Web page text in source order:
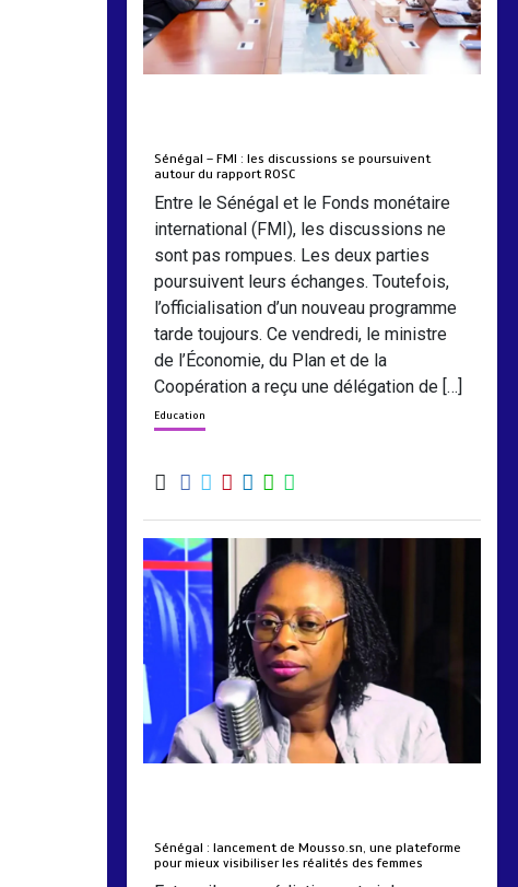
Sénégal – FMI : les discussions se poursuivent
autour du rapport ROSC
Entre le Sénégal et le Fonds monétaire
international (FMI), les discussions ne
sont pas rompues. Les deux parties
poursuivent leurs échanges. Toutefois,
l’officialisation d’un nouveau programme
tarde toujours. Ce vendredi, le ministre
de l’Économie, du Plan et de la
Coopération a reçu une délégation de […]
Education
Sénégal : lancement de Mousso.sn, une plateforme
pour mieux visibiliser les réalités des femmes